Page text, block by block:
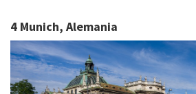
4 Munich, Alemania